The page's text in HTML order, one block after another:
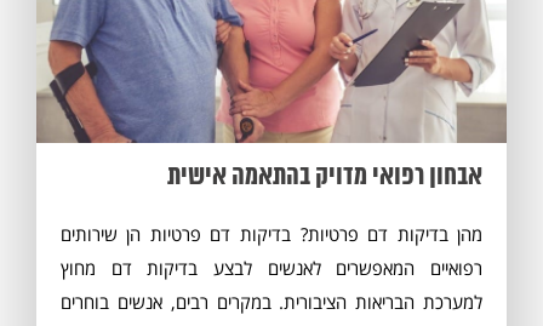
אבחון רפואי מדויק בהתאמה אישית
מהן בדיקות דם פרטיות? בדיקות דם פרטיות הן שירותים
רפואיים המאפשרים לאנשים לבצע בדיקות דם מחוץ
למערכת הבריאות הציבורית. במקרים רבים, אנשים בוחרים